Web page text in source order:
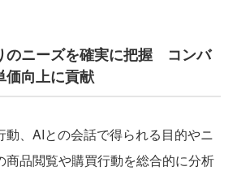
のニーズを確実に把握 コンバ
価向上に貢献
、AIとの会話で得られる目的やニ
商品閲覧や購買行動を総合的に分析